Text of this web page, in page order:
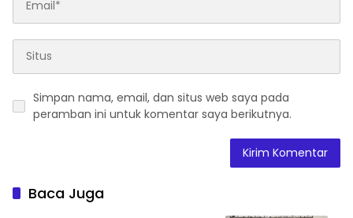
Simpan nama, email, dan situs web saya pada
peramban ini untuk komentar saya berikutnya.
Baca Juga